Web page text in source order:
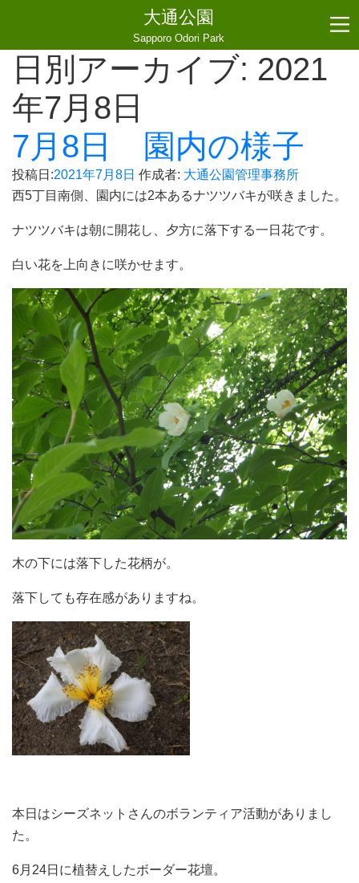
大通公園
Sapporo Odori Park
日別アーカイブ: 2021
年7月8日
7月8日 園内の様子
投稿日:2021年7月8日 作成者: 大通公園管理事務所
西5丁目南側、園内には2本あるナツツバキが咲きました。
ナツツバキは朝に開花し、夕方に落下する一日花です。
白い花を上向きに咲かせます。
木の下には落下した花柄が。
落下しても存在感がありますね。
本日はシーズネットさんのボランティア活動がありまし
た。
6月24日に植替えしたボーダー花壇。